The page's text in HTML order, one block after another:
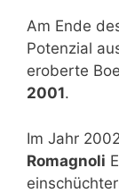
Am Ende
Potenzial
eroberte
2001.
Im Jahr
Romagnoli